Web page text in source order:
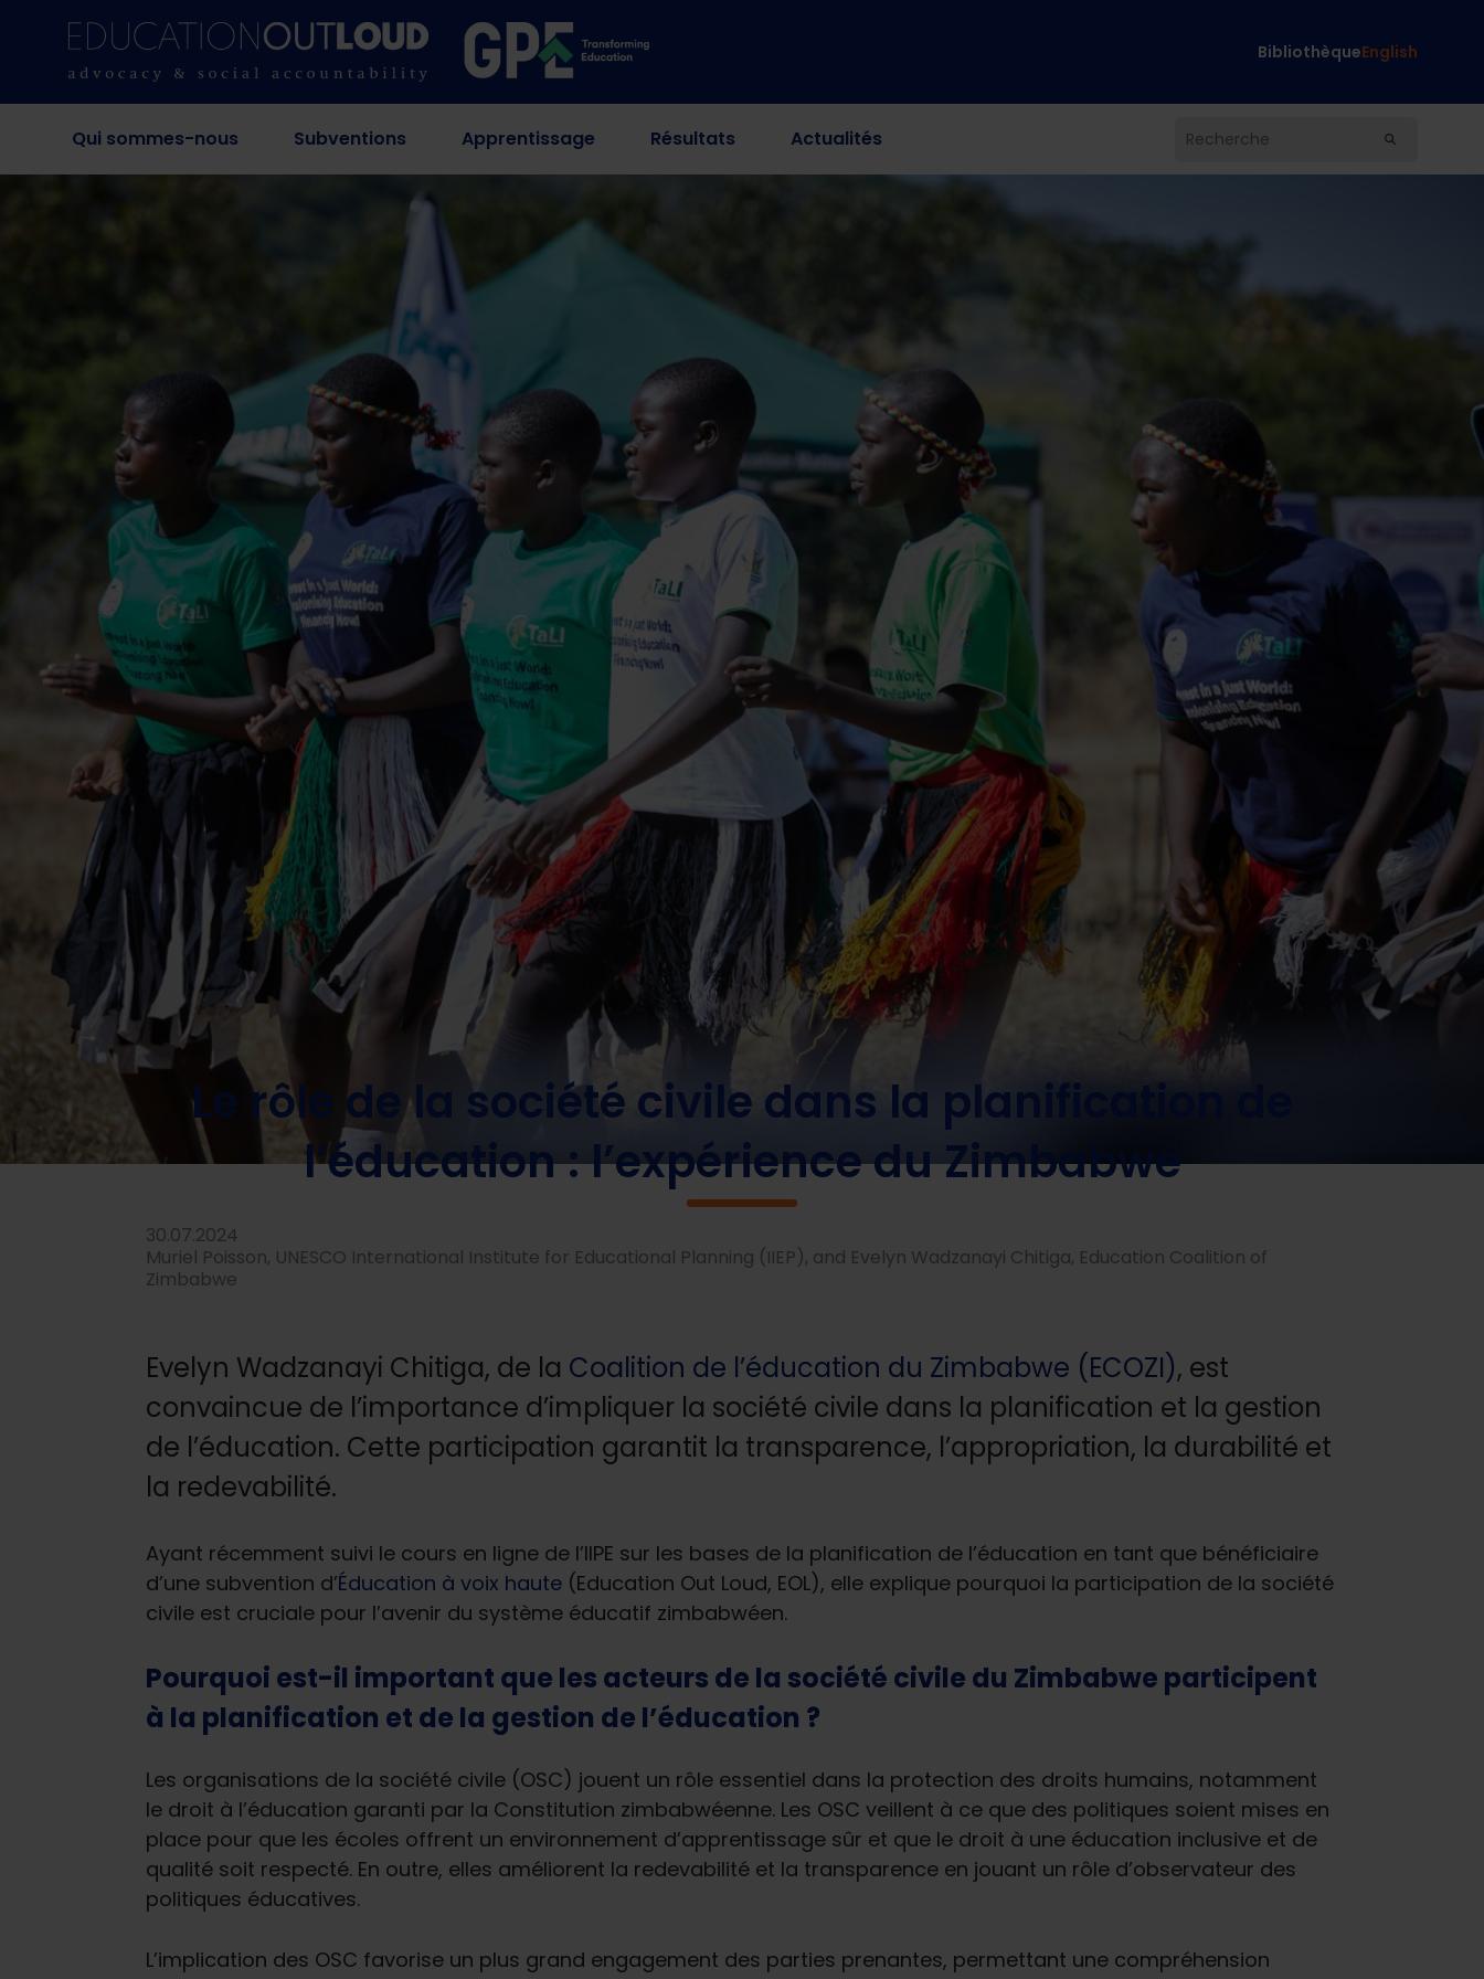
BibliothèqueEnglish
Qui sommes-nous Subventions Apprentissage Résultats Actualités
Home / Actualités À propos des bénéficiaires /Le rôle de la société civile dans la planification de l’éducation : l’expérience du Zimbabwe
Le rôle de la société civile dans la planification de
l’éducation : l’expérience du Zimbabwe
30.07.2024
Muriel Poisson, UNESCO International Institute for Educational Planning (IIEP), and Evelyn Wadzanayi Chitiga, Education Coalition of
Zimbabwe
Evelyn Wadzanayi Chitiga, de la Coalition de l’éducation du Zimbabwe (ECOZI), est
convaincue de l’importance d’impliquer la société civile dans la planification et la gestion
de l’éducation. Cette participation garantit la transparence, l’appropriation, la durabilité et
la redevabilité.
Ayant récemment suivi le cours en ligne de l’IIPE sur les bases de la planification de l’éducation en tant que bénéficiaire
d’une subvention d’Éducation à voix haute (Education Out Loud, EOL), elle explique pourquoi la participation de la société
civile est cruciale pour l’avenir du système éducatif zimbabwéen.
Pourquoi est-il important que les acteurs de la société civile du Zimbabwe participent
à la planification et de la gestion de l’éducation ?
Les organisations de la société civile (OSC) jouent un rôle essentiel dans la protection des droits humains, notamment
le droit à l’éducation garanti par la Constitution zimbabwéenne. Les OSC veillent à ce que des politiques soient mises en
place pour que les écoles offrent un environnement d’apprentissage sûr et que le droit à une éducation inclusive et de
qualité soit respecté. En outre, elles améliorent la redevabilité et la transparence en jouant un rôle d’observateur des
politiques éducatives.
L’implication des OSC favorise un plus grand engagement des parties prenantes, permettant une compréhension